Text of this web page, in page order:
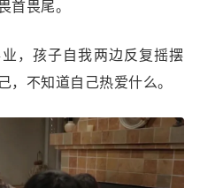
首畏尾。
，孩子自我两边反复摇摆
，不知道自己热爱什么。